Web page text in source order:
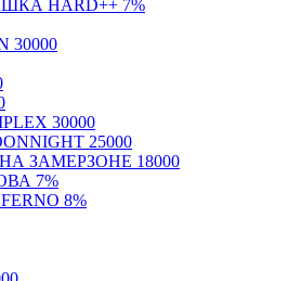
30000
30000
25000
ЗАМЕРЗОНЕ 18000
7%
8%